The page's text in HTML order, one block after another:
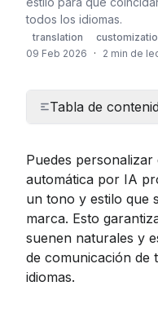
todos los idiomas.
translation
09 Feb 2026
· 2 min de
Tabla de
Puedes
automática por IA
un tono y estilo que
marca. Esto
suenen naturales y
de comunicación de
idiomas.